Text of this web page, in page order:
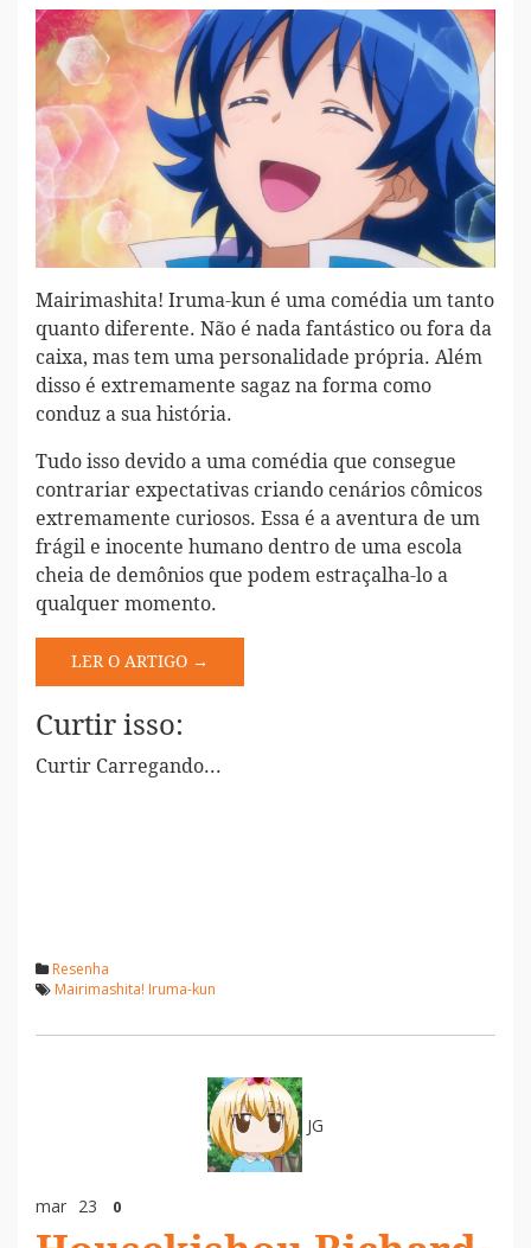
Mairimashita! Iruma-kun é uma comédia um tanto
quanto diferente. Não é nada fantástico ou fora da
caixa, mas tem uma personalidade própria. Além
disso é extremamente sagaz na forma como
conduz a sua história.
Tudo isso devido a uma comédia que consegue
contrariar expectativas criando cenários cômicos
extremamente curiosos. Essa é a aventura de um
frágil e inocente humano dentro de uma escola
cheia de demônios que podem estraçalha-lo a
qualquer momento.
LER O ARTIGO →
Curtir isso:
Curtir Carregando...
Resenha
Mairimashita! Iruma-kun
JG
mar 23 0